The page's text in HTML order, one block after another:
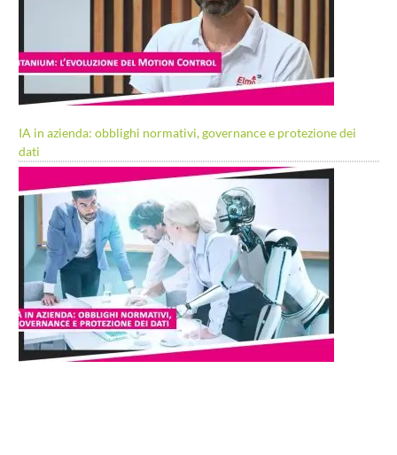
IA in azienda: obblighi normativi, governance e protezione dei
dati